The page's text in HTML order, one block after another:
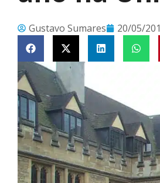
Gustavo Sumares 20/05/